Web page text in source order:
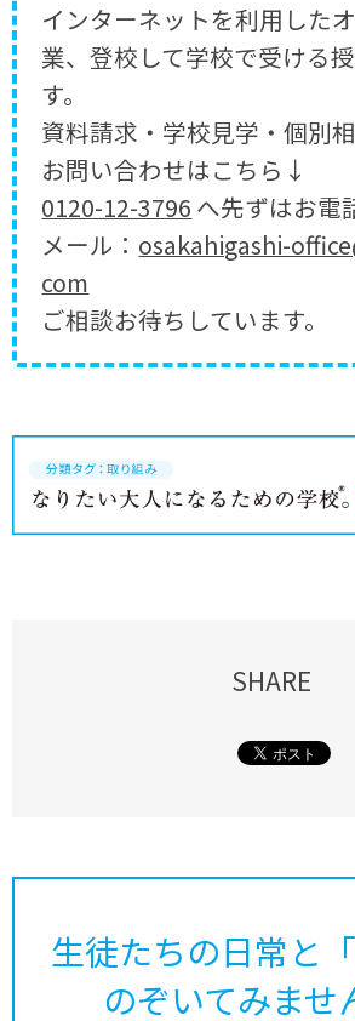
インターネットを利用した
業、登校して学校で受ける
す。
資料請求・学校見学・個別
お問い合わせはこちら↓
0120-12-3796 へ先ずはお電
メール： osakahigashi-
com
ご相談お待ちしています。
SHARE
生徒たちの日常と
のぞいてみませ